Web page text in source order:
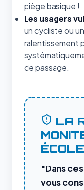
piège basique !
Les usagers
un cycliste ou
ralentissement
de passage.
LA
ÉCOLE
"Dans
vous